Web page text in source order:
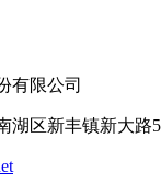
有限公司
湖区新丰镇新大路